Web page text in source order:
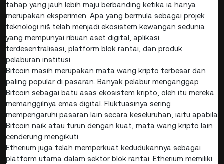
tahap yang jauh lebih maju berbanding ketika ia hanya
merupakan eksperimen. Apa yang bermula sebagai projek
teknologi niš telah menjadi ekosistem kewangan sedunia
yang mempunyai ribuan aset digital, aplikasi
terdesentralisasi, platform blok rantai, dan produk
pelaburan institusi.
Bitcoin masih merupakan mata wang kripto terbesar dan
paling popular di pasaran. Banyak pelabur menganggap
Bitcoin sebagai batu asas ekosistem kripto, oleh itu mereka
memanggilnya emas digital. Fluktuasinya sering
mempengaruhi pasaran lain secara keseluruhan, iaitu apabila
Bitcoin naik atau turun dengan kuat, mata wang kripto lain
cenderung mengikuti.
Etherium juga telah memperkuat kedudukannya sebagai
platform utama dalam sektor blok rantai. Etherium memiliki